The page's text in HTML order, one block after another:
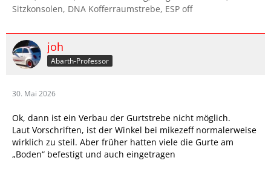
Sitzkonsolen, DNA Kofferraumstrebe, ESP off
joh
Abarth-Professor
30. Mai 2026
Ok, dann ist ein Verbau der Gurtstrebe nicht möglich.
Laut Vorschriften, ist der Winkel bei mikezeff normalerweise
wirklich zu steil. Aber früher hatten viele die Gurte am
„Boden“ befestigt und auch eingetragen